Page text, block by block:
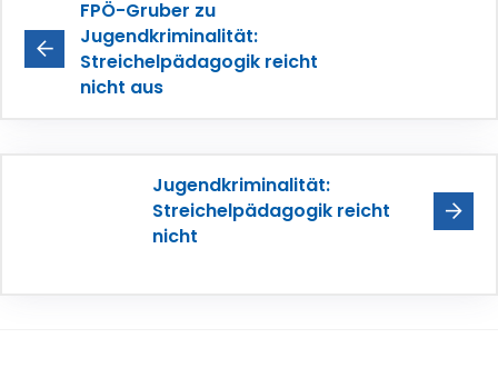
FPÖ-Gruber zu
Jugendkriminalität:
Streichelpädagogik reicht
nicht aus
Jugendkriminalität:
Streichelpädagogik reicht
nicht